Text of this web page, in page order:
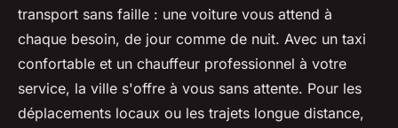
transport sans faille : une voiture vous attend à
chaque besoin, de jour comme de nuit. Avec un taxi
confortable et un chauffeur professionnel à votre
service, la ville s'offre à vous sans attente. Pour les
déplacements locaux ou les trajets longue distance,